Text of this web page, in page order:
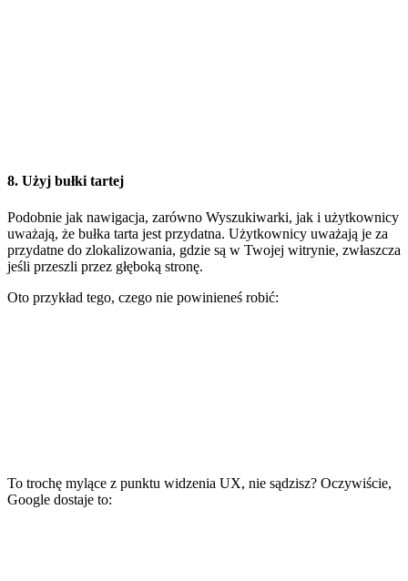
8. Użyj bułki tartej
Podobnie jak nawigacja, zarówno Wyszukiwarki, jak i użytkownicy
uważają, że bułka tarta jest przydatna. Użytkownicy uważają je za
przydatne do zlokalizowania, gdzie są w Twojej witrynie, zwłaszcza
jeśli przeszli przez głęboką stronę.
Oto przykład tego, czego nie powinieneś robić:
To trochę mylące z punktu widzenia UX, nie sądzisz? Oczywiście,
Google dostaje to: